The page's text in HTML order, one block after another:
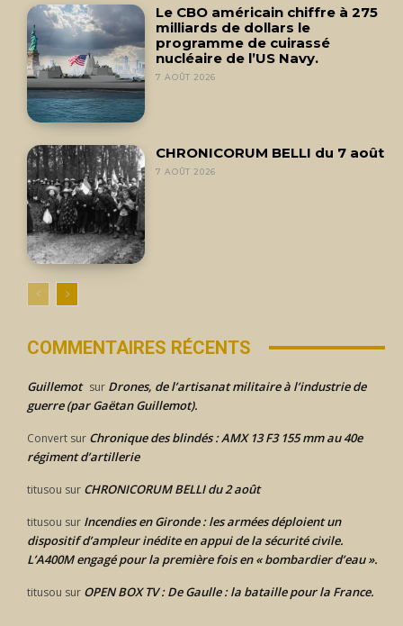
Le CBO américain chiffre à 275
milliards de dollars le
programme de cuirassé
nucléaire de l’US Navy.
7 AOÛT 2026
CHRONICORUM BELLI du 7 août
7 AOÛT 2026
COMMENTAIRES RÉCENTS
Guillemot sur Drones, de l’artisanat militaire à l’industrie de
guerre (par Gaëtan Guillemot).
Convert sur Chronique des blindés : AMX 13 F3 155 mm au 40e
régiment d’artillerie
titusou sur CHRONICORUM BELLI du 2 août
titusou sur Incendies en Gironde : les armées déploient un
dispositif d’ampleur inédite en appui de la sécurité civile.
L’A400M engagé pour la première fois en « bombardier d’eau ».
titusou sur OPEN BOX TV : De Gaulle : la bataille pour la France.